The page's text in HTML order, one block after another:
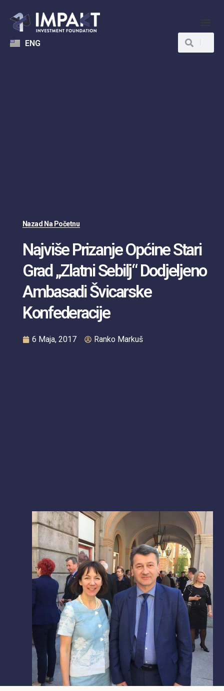
ENG
Nazad Na Početnu
Najviše Prizanje Općine Stari
Grad „Zlatni Sebilj“ Dodjeljeno
Ambasadi Švicarske
Konfederacije
6 Maja, 2017 Ranko Markuš